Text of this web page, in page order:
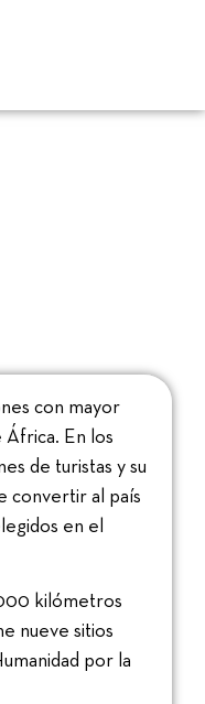
con mayor
En los
de turistas y su
convertir al país
en el
kilómetros
nueve sitios
por la